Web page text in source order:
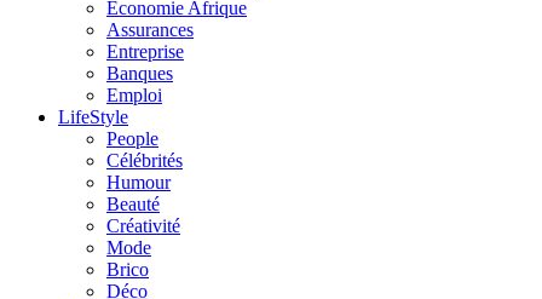
Économie Afrique
Assurances
Entreprise
Banques
Emploi
LifeStyle
People
Célébrités
Humour
Beauté
Créativité
Mode
Brico
Déco